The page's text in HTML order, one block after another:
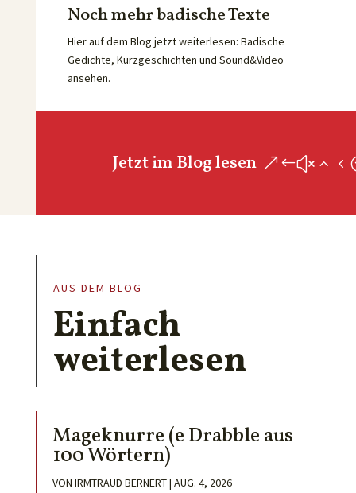
Noch mehr badische Texte
Hier auf dem Blog jetzt weiterlesen: Badische
Gedichte, Kurzgeschichten und Sound&Video
ansehen.
Jetzt im Blog lesen
AUS DEM BLOG
Einfach
weiterlesen
Mageknurre (e Drabble aus
100 Wörtern)
VON IRMTRAUD BERNERT| AUG. 4, 2026